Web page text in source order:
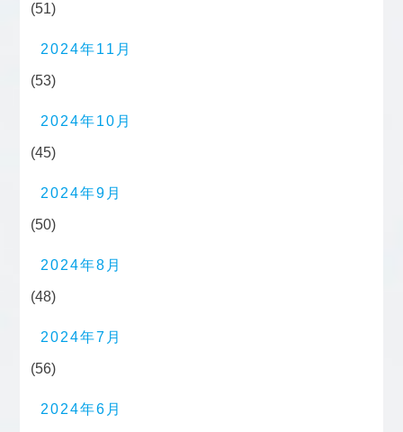
(51)
2024年11月
(53)
2024年10月
(45)
2024年9月
(50)
2024年8月
(48)
2024年7月
(56)
2024年6月